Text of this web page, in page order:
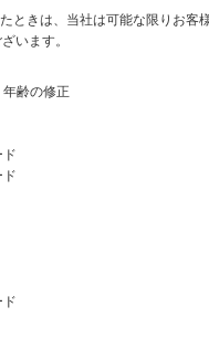
ときは、当社は可能な限りお
います。
齢の修正
ド
ド
ド